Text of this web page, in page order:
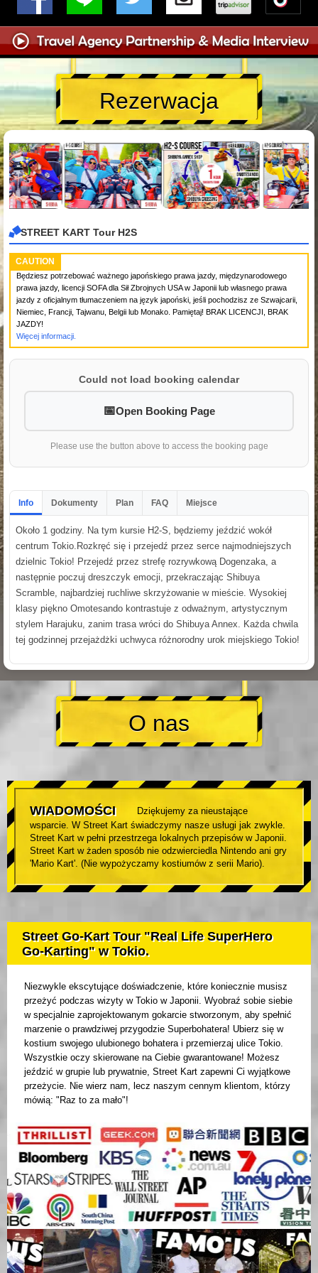
Rezerwacja
STREET KART Tour H2S
CAUTION
Będziesz potrzebować ważnego japońskiego prawa jazdy, międzynarodowego
prawa jazdy, licencji SOFA dla Sił Zbrojnych USA w Japonii lub własnego prawa
jazdy z oficjalnym tłumaczeniem na język japoński, jeśli pochodzisz ze Szwajcarii,
Niemiec, Francji, Tajwanu, Belgii lub Monako. Pamiętaj! BRAK LICENCJI, BRAK
JAZDY!
Więcej informacji.
Could not load booking calendar
Open Booking Page
Please use the button above to access the booking page
Info Dokumenty Plan FAQ Miejsce
Około 1 godziny. Na tym kursie H2-S, będziemy jeździć wokół
centrum Tokio.Rozkręć się i przejedź przez serce najmodniejszych
dzielnic Tokio! Przejedź przez strefę rozrywkową Dogenzaka, a
następnie poczuj dreszczyk emocji, przekraczając Shibuya
Scramble, najbardziej ruchliwe skrzyżowanie w mieście. Wysokiej
klasy piękno Omotesando kontrastuje z odważnym, artystycznym
stylem Harajuku, zanim trasa wróci do Shibuya Annex. Każda chwila
tej godzinnej przejażdżki uchwyca różnorodny urok miejskiego Tokio!
O nas
WIADOMOŚCI
Dziękujemy za nieustające
wsparcie. W Street Kart świadczymy nasze usługi jak zwykle.
Street Kart w pełni przestrzega lokalnych przepisów w Japonii.
Street Kart w żaden sposób nie odzwierciedla Nintendo ani gry
'Mario Kart'. (Nie wypożyczamy kostiumów z serii Mario).
Street Go-Kart Tour "Real Life SuperHero
Go-Karting" w Tokio.
Niezwykle ekscytujące doświadczenie, które koniecznie musisz
przeżyć podczas wizyty w Tokio w Japonii. Wyobraź sobie siebie
w specjalnie zaprojektowanym gokarcie stworzonym, aby spełnić
marzenie o prawdziwej przygodzie Superbohatera! Ubierz się w
kostium swojego ulubionego bohatera i przemierzaj ulice Tokio.
Wszystkie oczy skierowane na Ciebie gwarantowane! Możesz
jeździć w grupie lub prywatnie, Street Kart zapewni Ci wyjątkowe
przeżycie. Nie wierz nam, lecz naszym cennym klientom, którzy
mówią: "Raz to za mało"!